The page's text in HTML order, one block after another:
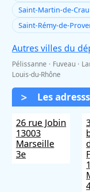
Saint-Martin-de-Crau
Saint-Rémy-de-
Autres villes du
Pélissanne · Fuveau ·
Louis-du-Rhône
Les
26 rue Jobin
13003
Marseille
3e